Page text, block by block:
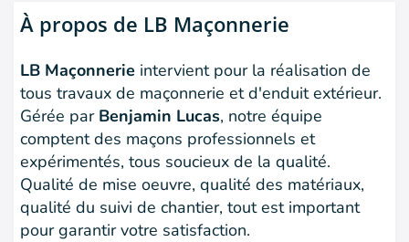
À propos de LB Maçonnerie
LB Maçonnerie intervient pour la réalisation de
tous travaux de maçonnerie et d'enduit extérieur.
Gérée par Benjamin Lucas, notre équipe
comptent des maçons professionnels et
expérimentés, tous soucieux de la qualité.
Qualité de mise oeuvre, qualité des matériaux,
qualité du suivi de chantier, tout est important
pour garantir votre satisfaction.